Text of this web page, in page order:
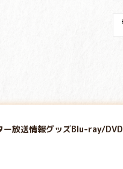
ー放送情報グッズBlu-ray/DVD